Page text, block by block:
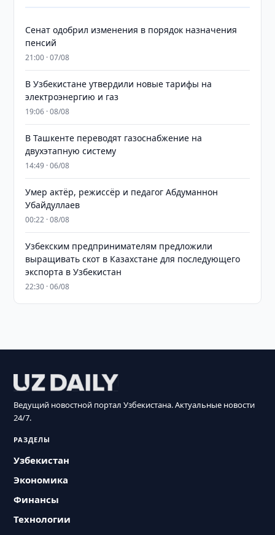
Сенат одобрил изменения в порядок назначения
пенсий
21:00 · 07/08
В Узбекистане утвердили новые тарифы на
электроэнергию и газ
19:06 · 08/08
В Ташкенте переводят газоснабжение на
двухэтапную систему
14:49 · 06/08
Умер актёр, режиссёр и педагог Абдуманнон
Убайдуллаев
00:22 · 08/08
Узбекским предпринимателям предложили
выращивать скот в Казахстане для последующего
экспорта в Узбекистан
22:30 · 06/08
Ведущий новостной портал Узбекистана. Актуальные новости
24/7.
РАЗДЕЛЫ
Узбекистан
Экономика
Финансы
Технологии